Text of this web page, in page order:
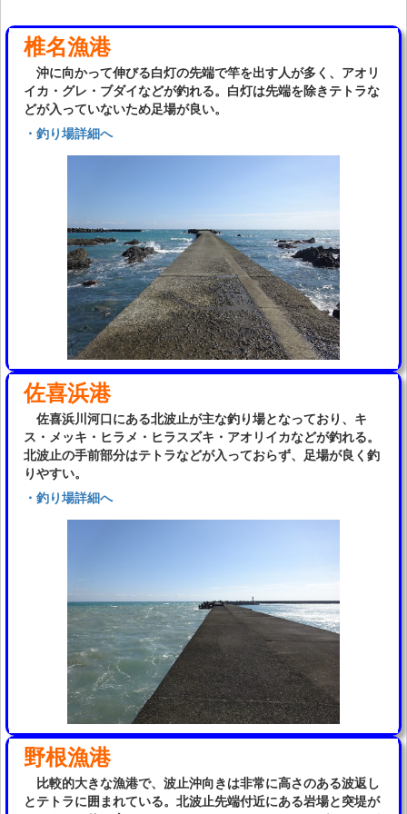
椎名漁港
沖に向かって伸びる白灯の先端で竿を出す人が多く、アオリ
イカ・グレ・ブダイなどが釣れる。白灯は先端を除きテトラな
どが入っていないため足場が良い。
・釣り場詳細へ
佐喜浜港
佐喜浜川河口にある北波止が主な釣り場となっており、キ
ス・メッキ・ヒラメ・ヒラスズキ・アオリイカなどが釣れる。
北波止の手前部分はテトラなどが入っておらず、足場が良く釣
りやすい。
・釣り場詳細へ
野根漁港
比較的大きな漁港で、波止沖向きは非常に高さのある波返し
とテトラに囲まれている。北波止先端付近にある岩場と突堤が